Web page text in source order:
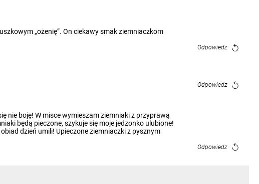
„ożenię”. On ciekawy smak ziemniaczkom
Odpowiedz
Odpowiedz
nie boję! W misce wymieszam ziemniaki z przyprawą
będą pieczone, szykuje się moje jedzonko ulubione!
dzień umili! Upieczone ziemniaczki z pysznym
Odpowiedz